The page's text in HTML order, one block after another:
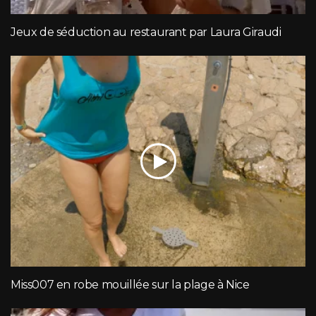
Jeux de séduction au restaurant par Laura Giraudi
Miss007 en robe mouillée sur la plage à Nice